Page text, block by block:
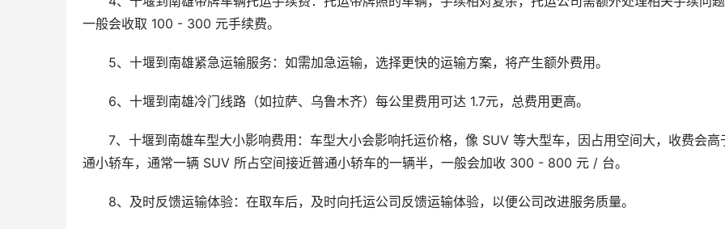
一般会收取 100 - 300 元手续费。
5、十堰到南雄紧急运输服务：如需加急运输，选择更快的运输方案，将产生额外费用。
6、十堰到南雄冷门线路（如拉萨、乌鲁木齐）每公里费用可达 1.7元，总费用更高。
7、十堰到南雄车型大小影响费用：车型大小会影响托运价格，像 SUV 等大型车，因占用空间大，收费会高
通小轿车，通常一辆 SUV 所占空间接近普通小轿车的一辆半，一般会加收 300 - 800 元 / 台。
8、及时反馈运输体验：在取车后，及时向托运公司反馈运输体验，以便公司改进服务质量。